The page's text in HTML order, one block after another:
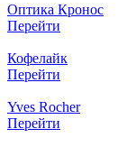
Оптика Кронос
Перейти
Кофелайк
Перейти
Yves Rocher
Перейти